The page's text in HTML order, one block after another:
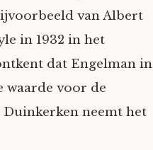
van Albert
in 1932 in het
dat Engelman in
waarde voor de
neemt het